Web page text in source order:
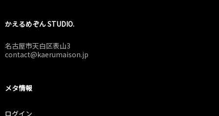
かえるめぞん STUDIO.
名古屋市天白区表山3
contact@kaerumaison.jp
メタ情報
ログイン